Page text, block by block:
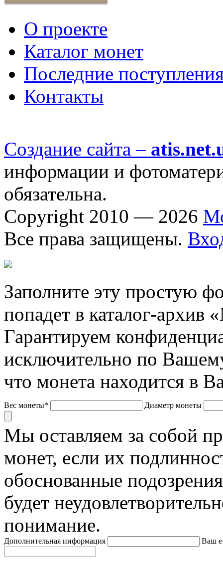
О проекте
Каталог монет
Последние
Контакты
Создание сайта –
информации и
обязательна.
Copyright 2010 — 2026
Все права защищены.
Заполните эту простую
попадет в каталог-архив
Гарантируем
исключительно по
что монета находится в
Вес монеты* Диаметр монеты
Мы оставляем за собой
монет, если их
обоснованные
будет
понимание.
Дополнительная информация Ваш